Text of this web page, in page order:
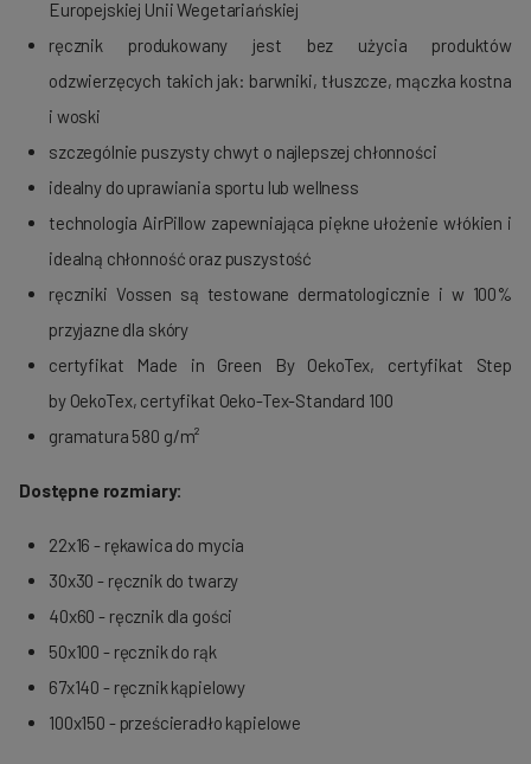
Europejskiej Unii Wegetariańskiej
ręcznik produkowany jest bez użycia produktów
odzwierzęcych takich jak: barwniki, tłuszcze, mączka kostna
i woski
szczególnie puszysty chwyt o najlepszej chłonności
idealny do uprawiania sportu lub wellness
technologia AirPillow zapewniająca piękne ułożenie włókien i
idealną chłonność oraz puszystość
ręczniki Vossen są testowane dermatologicznie i w 100%
przyjazne dla skóry
certyfikat Made in Green By OekoTex, certyfikat Step
by OekoTex, certyfikat Oeko-Tex-Standard 100
gramatura 580 g/m²
Dostępne rozmiary:
22x16 - rękawica do mycia
30x30 - ręcznik do twarzy
40x60 - ręcznik dla gości
50x100 - ręcznik do rąk
67x140 - ręcznik kąpielowy
100x150 - prześcieradło kąpielowe